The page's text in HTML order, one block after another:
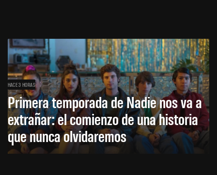
HACE 3 HORAS
Primera temporada de Nadie nos va a
extrañar: el comienzo de una historia
que nunca olvidaremos